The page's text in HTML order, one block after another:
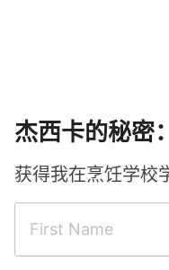
杰西卡的秘密
获得我在烹饪学校